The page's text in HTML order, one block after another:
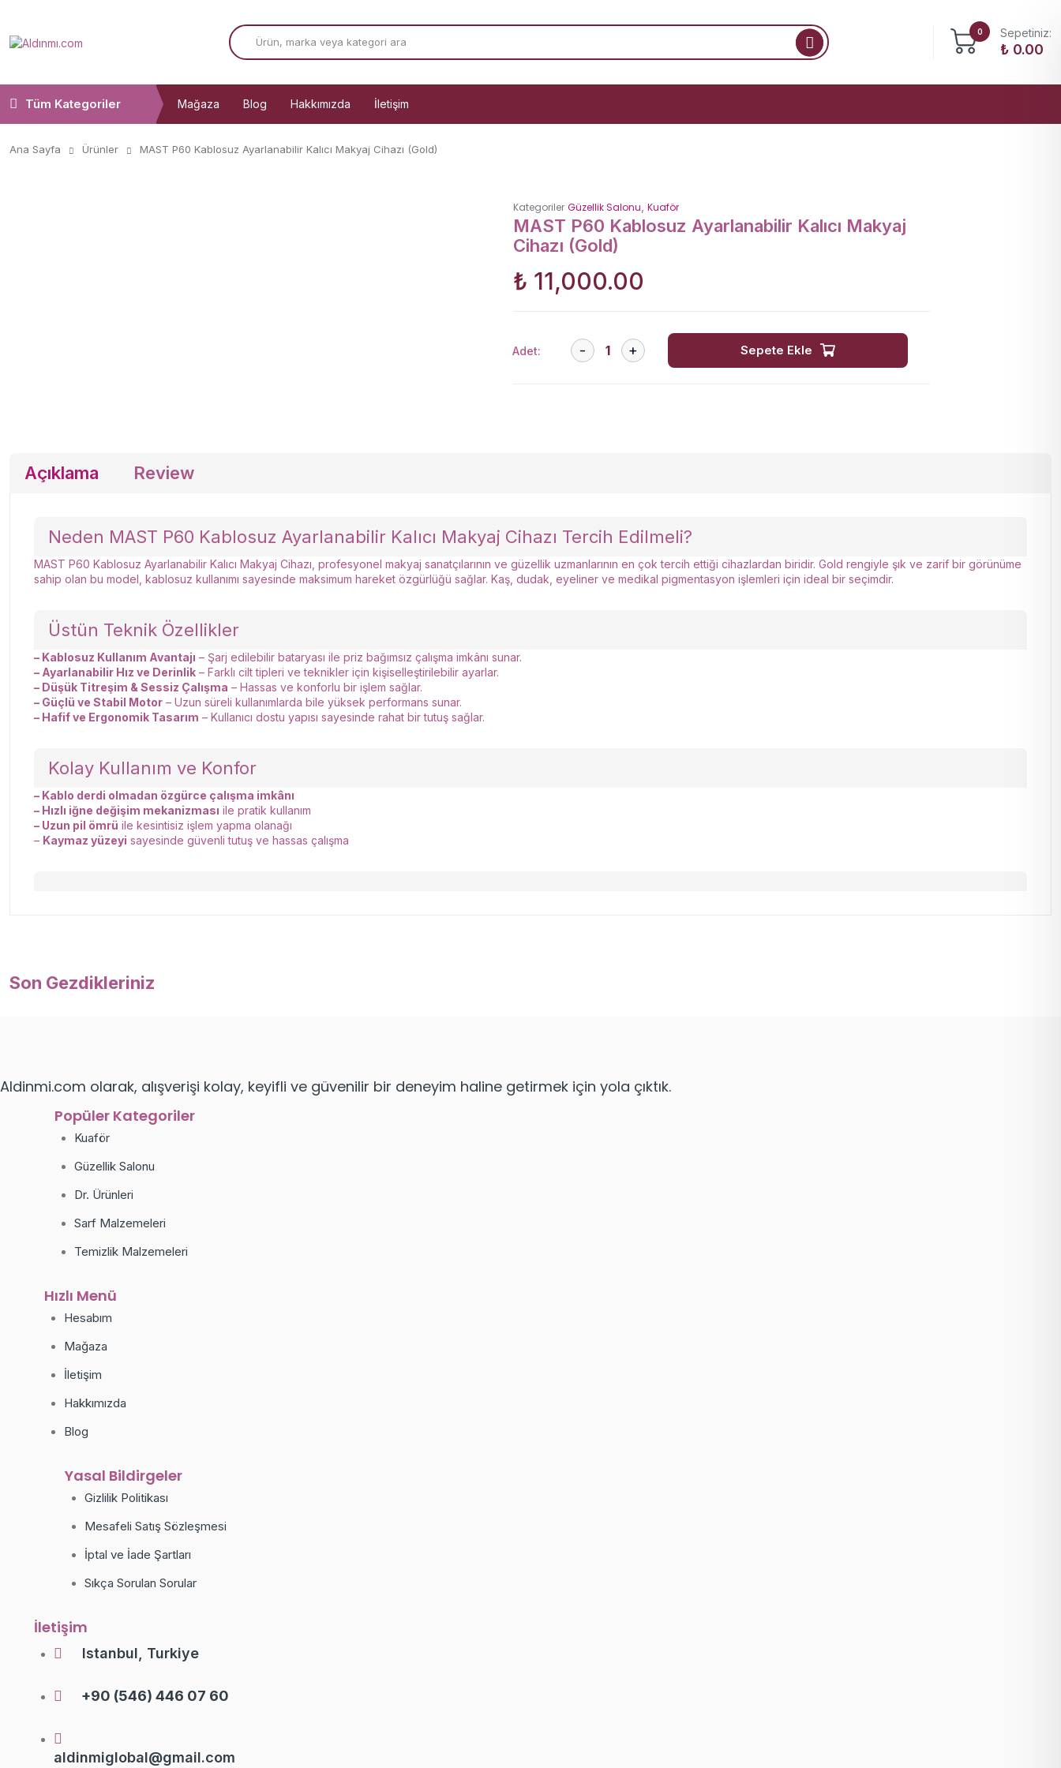
0 Sepetiniz:
₺ 0.00
Tüm Kategoriler Mağaza Blog Hakkımızda İletişim
Ana Sayfa Ürünler MAST P60 Kablosuz Ayarlanabilir Kalıcı Makyaj Cihazı (Gold)
Kategoriler Güzellik Salonu, Kuaför
MAST P60 Kablosuz Ayarlanabilir Kalıcı Makyaj
Cihazı (Gold)
₺ 11,000.00
Adet: Sepete Ekle
Açıklama Review
Neden MAST P60 Kablosuz Ayarlanabilir Kalıcı Makyaj Cihazı Tercih Edilmeli?
MAST P60 Kablosuz Ayarlanabilir Kalıcı Makyaj Cihazı, profesyonel makyaj sanatçılarının ve güzellik uzmanlarının en çok tercih ettiği cihazlardan biridir. Gold rengiyle şık ve zarif bir görünüme
sahip olan bu model, kablosuz kullanımı sayesinde maksimum hareket özgürlüğü sağlar. Kaş, dudak, eyeliner ve medikal pigmentasyon işlemleri için ideal bir seçimdir.
Üstün Teknik Özellikler
– Kablosuz Kullanım Avantajı – Şarj edilebilir bataryası ile priz bağımsız çalışma imkânı sunar.
– Ayarlanabilir Hız ve Derinlik – Farklı cilt tipleri ve teknikler için kişiselleştirilebilir ayarlar.
– Düşük Titreşim & Sessiz Çalışma – Hassas ve konforlu bir işlem sağlar.
– Güçlü ve Stabil Motor – Uzun süreli kullanımlarda bile yüksek performans sunar.
– Hafif ve Ergonomik Tasarım – Kullanıcı dostu yapısı sayesinde rahat bir tutuş sağlar.
Kolay Kullanım ve Konfor
– Kablo derdi olmadan özgürce çalışma imkânı
– Hızlı iğne değişim mekanizması ile pratik kullanım
– Uzun pil ömrü ile kesintisiz işlem yapma olanağı
– Kaymaz yüzeyi sayesinde güvenli tutuş ve hassas çalışma
Son Gezdikleriniz
Aldinmi.com olarak, alışverişi kolay, keyifli ve güvenilir bir deneyim haline getirmek için yola çıktık.
Popüler Kategoriler
Kuaför
Güzellik Salonu
Dr. Ürünleri
Sarf Malzemeleri
Temizlik Malzemeleri
Hızlı Menü
Hesabım
Mağaza
İletişim
Hakkımızda
Blog
Yasal Bildirgeler
Gizlilik Politikası
Mesafeli Satış Sözleşmesi
İptal ve İade Şartları
Sıkça Sorulan Sorular
İletişim
Istanbul, Turkiye
+90 (546) 446 07 60
aldinmiglobal@gmail.com